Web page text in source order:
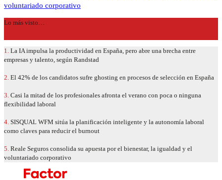
voluntariado corporativo
Lo más visto…
1. La IA impulsa la productividad en España, pero abre una brecha entre
empresas y talento, según Randstad
2. El 42% de los candidatos sufre ghosting en procesos de selección en España
3. Casi la mitad de los profesionales afronta el verano con poca o ninguna
flexibilidad laboral
4. SISQUAL WFM sitúa la planificación inteligente y la autonomía laboral
como claves para reducir el burnout
5. Reale Seguros consolida su apuesta por el bienestar, la igualdad y el
voluntariado corporativo